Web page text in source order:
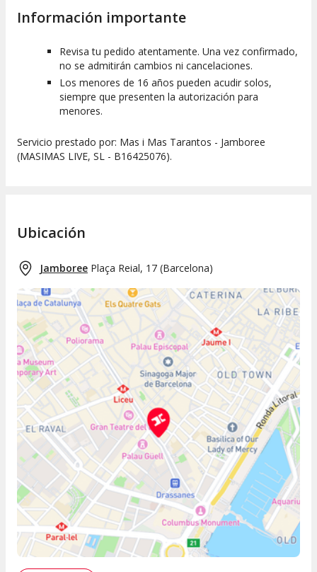
Información importante
Revisa tu pedido atentamente. Una vez confirmado,
no se admitirán cambios ni cancelaciones.
Los menores de 16 años pueden acudir solos,
siempre que presenten la autorización para
menores.
Servicio prestado por: Mas i Mas Tarantos - Jamboree
(MASIMAS LIVE, SL - B16425076).
Ubicación
Jamboree Plaça Reial, 17 (Barcelona)